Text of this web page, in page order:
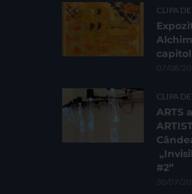
CLIPA
07/08/
CLIPA
ARTS
#2”
30/07/